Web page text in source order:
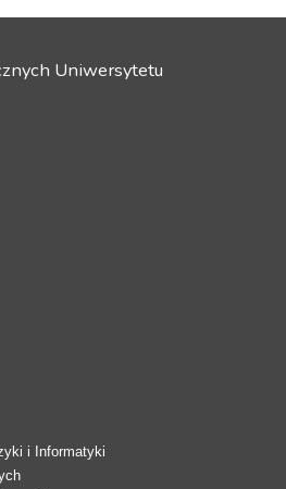
Uniwersytetu
i Informatyki